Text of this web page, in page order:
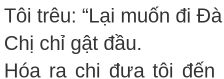
Tôi trêu: “Lại muốn đi
Chị chỉ gật đầu.
Hóa ra chị đưa tôi